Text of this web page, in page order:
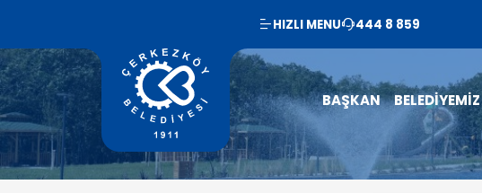
HIZLI MENU 444 8 859
BAŞKAN BELEDİYEMİZ